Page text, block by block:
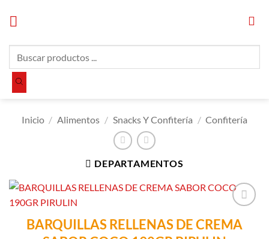
productos
Inicio / Alimentos / Snacks Y Confitería / Confitería
DEPARTAMENTOS
Añadir a
Lista de
BARQUILLAS RELLENAS DE CREMA